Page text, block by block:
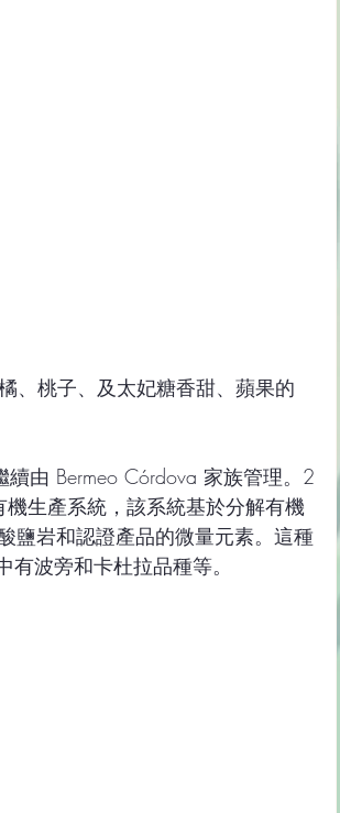
、桃子、及太妃糖香甜、蘋果的
生產系統，該系統基於分解有機
鹽岩和認證產品的微量元素。這種
波旁和卡杜拉品種等。